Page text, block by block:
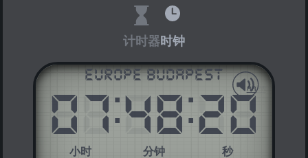
计时器时钟
Europe Budapest
07
小时
:48
分钟
:20
秒
AMPM